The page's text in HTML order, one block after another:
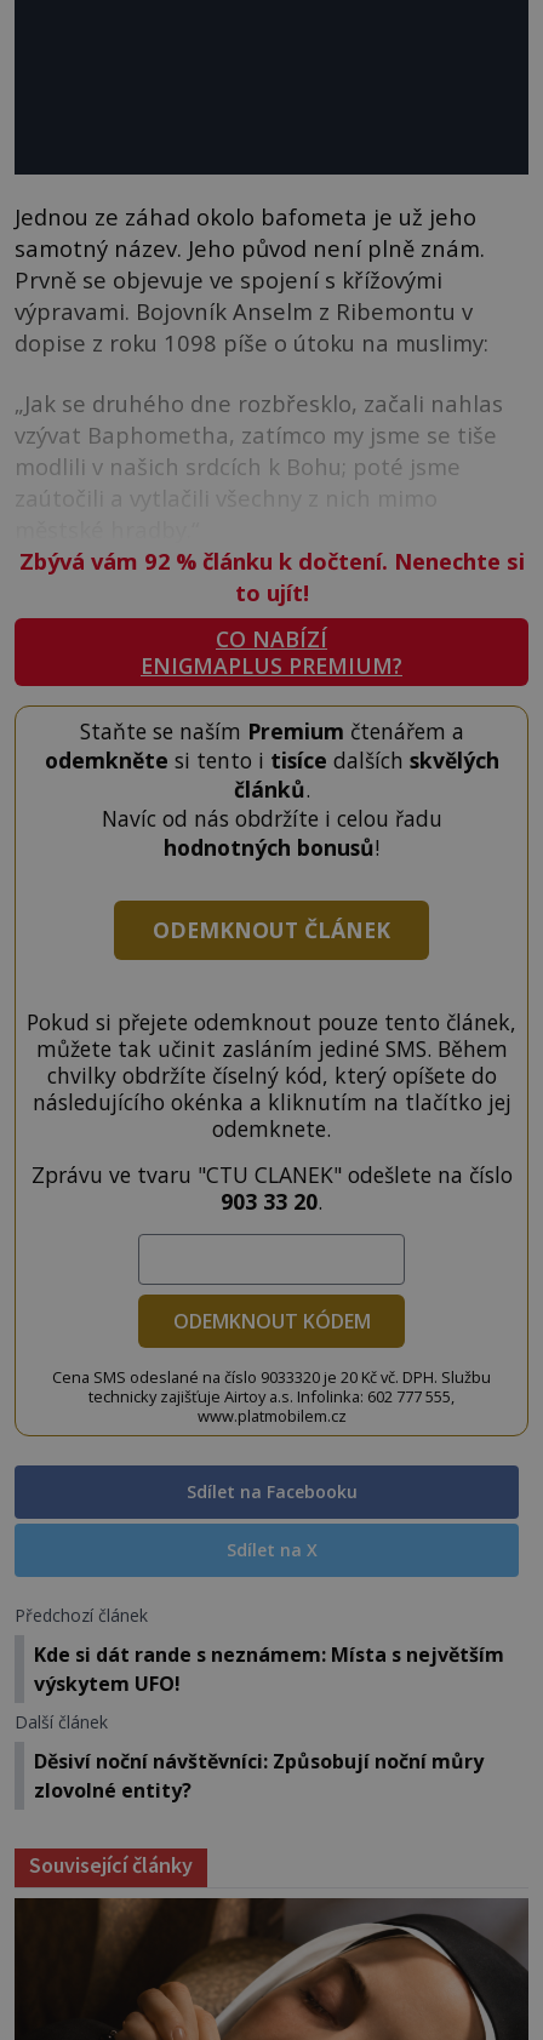
Jednou ze záhad okolo bafometa je už jeho
samotný název. Jeho původ není plně znám.
Prvně se objevuje ve spojení s křížovými
výpravami. Bojovník Anselm z Ribemontu v
dopise z roku 1098 píše o útoku na muslimy:
„Jak se druhého dne rozbřesklo, začali nahlas
vzývat Baphometha, zatímco my jsme se tiše
modlili v našich srdcích k Bohu; poté jsme
zaútočili a vytlačili všechny z nich mimo
Zbývá vám 92 %článku k dočtení. Nenechte si
to ujít!
CO NABÍZÍ
ENIGMAPLUS PREMIUM?
Staňte se naším Premium čtenářem a
odemkněte si tento i tisíce dalších skvělých
článků.
Navíc od nás obdržíte i celou řadu
hodnotných bonusů!
ODEMKNOUT ČLÁNEK
Pokud si přejete odemknout pouze tento článek,
můžete tak učinit zasláním jediné SMS. Během
chvilky obdržíte číselný kód, který opíšete do
následujícího okénka a kliknutím na tlačítko jej
odemknete.
Zprávu ve tvaru "CTU CLANEK" odešlete na číslo
903 33 20.
ODEMKNOUT KÓDEM
Cena SMS odeslané na číslo 9033320 je 20 Kč vč. DPH. Službu
technicky zajišťuje Airtoy a.s. Infolinka: 602 777 555,
www.platmobilem.cz
Sdílet na Facebooku
Sdílet na X
Předchozí článek
Kde si dát rande s neznámem: Místa s největším
výskytem UFO!
Další článek
Děsiví noční návštěvníci: Způsobují noční můry
zlovolné entity?
Související články